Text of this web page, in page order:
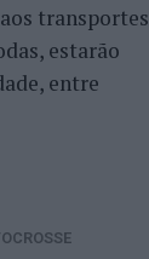
transportes
estarão
entre